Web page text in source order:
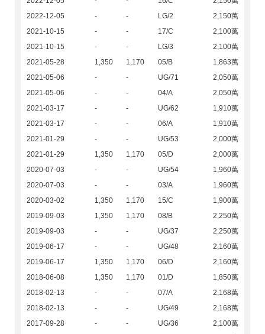
2022-12-05
- - LG/2
2,150萬
2021-10-15
- - 17/C
2,100萬
2021-10-15
- - LG/3
2,100萬
2021-05-28
1,350 1,170 05/B
1,863萬
2021-05-06
- - UG/71
2,050萬
2021-05-06
- - 04/A
2,050萬
2021-03-17
- - UG/62
1,910萬
2021-03-17
- - 06/A
1,910萬
2021-01-29
- - UG/53
2,000萬
2021-01-29
1,350 1,170 05/D
2,000萬
2020-07-03
- - UG/54
1,960萬
2020-07-03
- - 03/A
1,960萬
2020-03-02
1,350 1,170 15/C
1,900萬
2019-09-03
1,350 1,170 08/B
2,250萬
2019-09-03
- - UG/37
2,250萬
2019-06-17
- - UG/48
2,160萬
2019-06-17
1,350 1,170 06/D
2,160萬
2018-06-08
1,350 1,170 01/D
1,850萬
2018-02-13
- - 07/A
2,168萬
2018-02-13
- - UG/49
2,168萬
2017-09-28
- - UG/36
2,100萬